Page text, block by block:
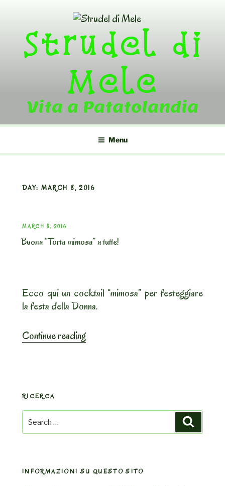
contentStrudel di
Mele
Vita a Patatolandia
Menu
DAY: MARCH 8, 2016
POSTED
ON
MARCH 8, 2016
Buona “Torta mimosa” a tutte!
Ecco qui un cocktail “mimosa” per festeggiare
la festa della Donna.
Continue reading“Buona
RICERCA
Search
for:
INFORMAZIONI SU QUESTO SITO